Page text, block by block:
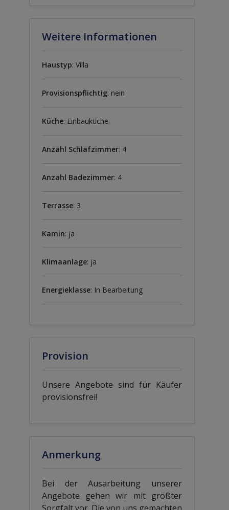
Weitere Informationen
Haustyp: Villa
Provisionspflichtig: nein
Küche: Einbauküche
Anzahl Schlafzimmer: 4
Anzahl Badezimmer: 4
Terrasse: 3
Kamin: ja
Klimaanlage: ja
Energieklasse: In Bearbeitung
Provision
Unsere Angebote sind für Käufer
provisionsfrei!
Anmerkung
Bei der Ausarbeitung unserer
Angebote gehen wir mit größter